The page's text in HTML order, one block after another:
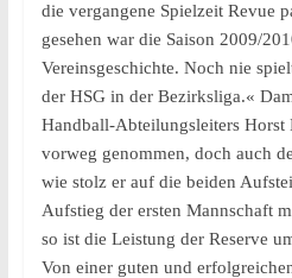
die vergangene Spielzeit Revue
gesehen war die Saison 2009/
Vereinsgeschichte. Noch nie
der HSG in der Bezirksliga.«
Handball-Abteilungsleiters Horst
vorweg genommen, doch auch
wie stolz er auf die beiden
Aufstieg der ersten Mannschaft
so ist die Leistung der Reserve
Von einer guten und